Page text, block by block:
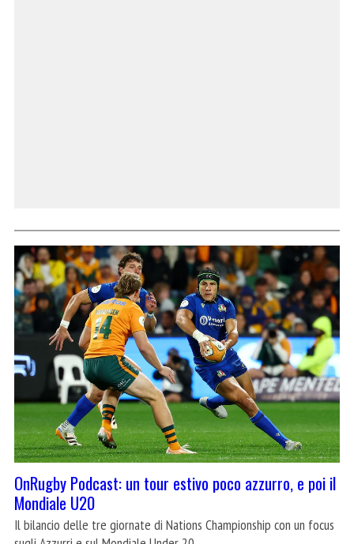
OnRugby Podcast: un tour estivo poco azzurro, e poi il
Mondiale U20
Il bilancio delle tre giornate di Nations Championship con un focus